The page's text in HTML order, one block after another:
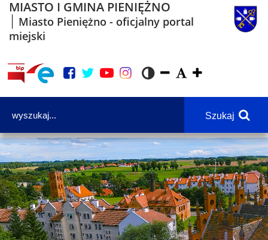
MIASTO I GMINA PIENIĘŻNO
Miasto Pieniężno - oficjalny portal
miejski
Szukaj